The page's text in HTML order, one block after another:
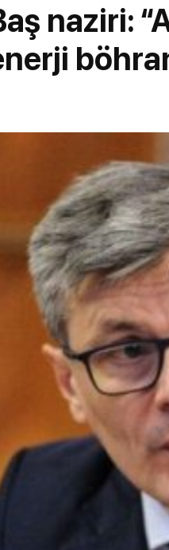
naziri: